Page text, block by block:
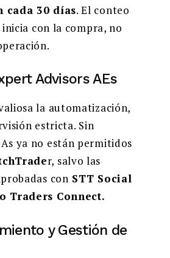
cada 30 días. El conteo
con la compra, no
Advisors AEs
la automatización,
estricta. Sin
ya no están permitidos
r, salvo las
con STT Social
Traders Connect.
y Gestión de